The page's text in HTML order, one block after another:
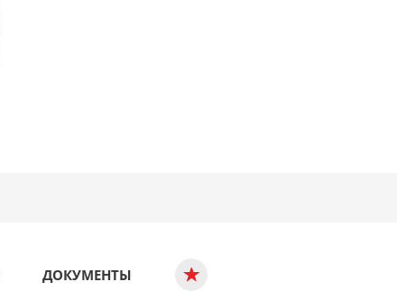
ДОКУМЕНТЫ